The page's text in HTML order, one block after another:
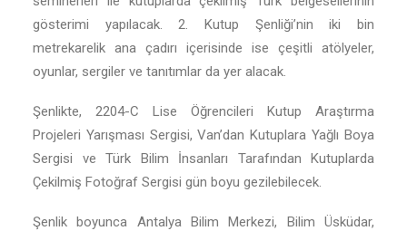
gösterimi yapılacak. 2. Kutup Şenliği’nin iki bin
metrekarelik ana çadırı içerisinde ise çeşitli atölyeler,
oyunlar, sergiler ve tanıtımlar da yer alacak.
Şenlikte, 2204-C Lise Öğrencileri Kutup Araştırma
Projeleri Yarışması Sergisi, Van’dan Kutuplara Yağlı Boya
Sergisi ve Türk Bilim İnsanları Tarafından Kutuplarda
Çekilmiş Fotoğraf Sergisi gün boyu gezilebilecek.
Şenlik boyunca Antalya Bilim Merkezi, Bilim Üsküdar,